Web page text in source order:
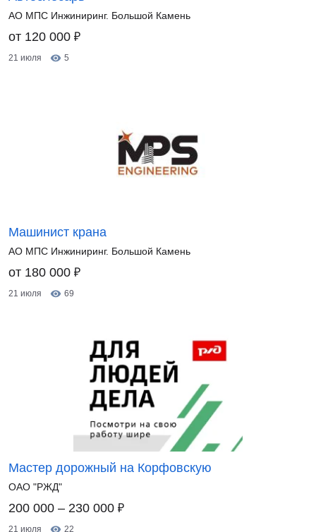
АО МПС Инжиниринг. Большой Камень
от 120 000 ₽
21 июля 5
Машинист крана
АО МПС Инжиниринг. Большой Камень
от 180 000 ₽
21 июля 69
Мастер дорожный на Корфовскую
ОАО "РЖД"
200 000 – 230 000 ₽
21 июля 22